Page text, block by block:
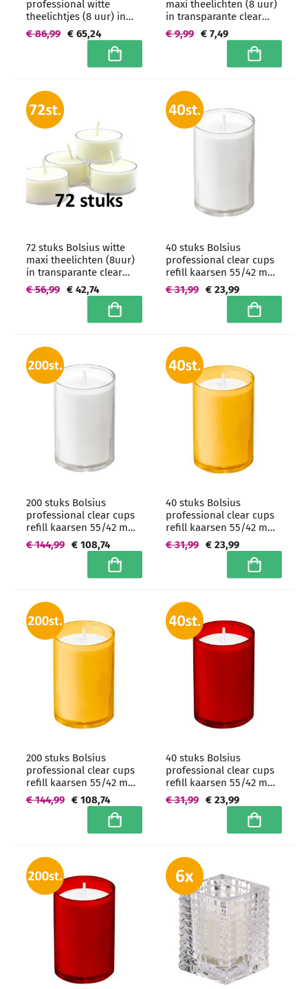
professional witte
theelichtjes (8 uur) in
transparante clear cups -
grootverpakking
€ 65,24
€ 86,99
In winkelwagen
maxi theelichten (8 uur)
in transparante clear
cups
€ 7,49
€ 9,99
In
72 stuks Bolsius witte
maxi theelichten (8uur)
in transparante clear
cups - grootverpakking
€ 42,74
€ 56,99
In winkelwagen
40 stuks Bolsius
professional clear cups
refill kaarsen 55/42 mm
(16 uur) Transparant
€ 23,99
€ 31,99
In
200 stuks Bolsius
professional clear cups
refill kaarsen 55/42 mm
(16 uur) Transparant -
grootverpakking
€ 108,74
€ 144,99
In winkelwagen
40 stuks Bolsius
professional clear cups
refill kaarsen 55/42 mm
(16 uur) Amber
€ 23,99
€ 31,99
In
200 stuks Bolsius
professional clear cups
refill kaarsen 55/42 mm
(16 uur) Amber -
grootverpakking
€ 108,74
€ 144,99
In winkelwagen
40 stuks Bolsius
professional clear cups
refill kaarsen 55/42 mm
(16 uur) Rood
€ 23,99
€ 31,99
In